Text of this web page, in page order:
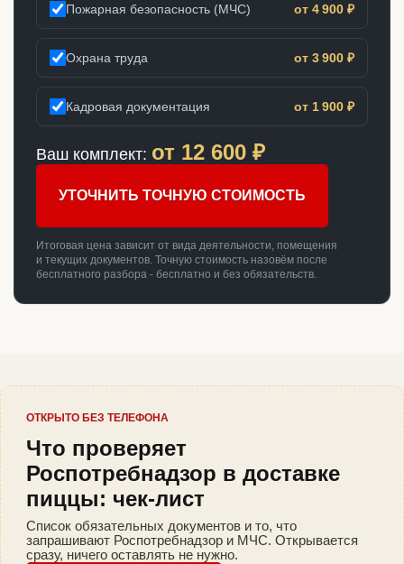
Пожарная безопасность (МЧС) от 4 900 ₽
Охрана труда от 3 900 ₽
Кадровая документация от 1 900 ₽
Ваш комплект: от 12 600 ₽
УТОЧНИТЬ ТОЧНУЮ СТОИМОСТЬ
Итоговая цена зависит от вида деятельности, помещения
и текущих документов. Точную стоимость назовём после
бесплатного разбора - бесплатно и без обязательств.
ОТКРЫТО БЕЗ ТЕЛЕФОНА
Что проверяет
Роспотребнадзор в доставке
пиццы: чек-лист
Список обязательных документов и то, что
запрашивают Роспотребнадзор и МЧС. Открывается
сразу, ничего оставлять не нужно.